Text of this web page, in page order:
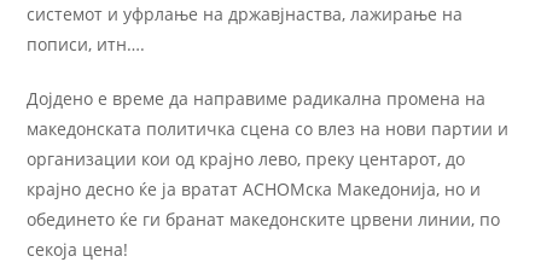
системот и уфрлање на државјнаства, лажирање на
пописи, итн….
Дојдено е време да направиме радикална промена на
македонската политичка сцена со влез на нови партии и
организации кои од крајно лево, преку центарот, до
крајно десно ќе ја вратат АСНОМска Македонија, но и
обединето ќе ги бранат македонските црвени линии, по
секоја цена!